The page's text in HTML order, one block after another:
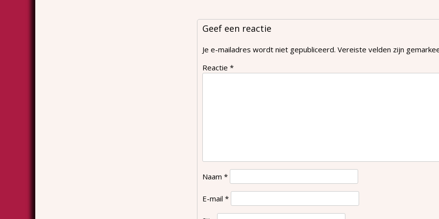
Geef een reactie
Je e-mailadres wordt niet gepubliceerd. Vereiste velden zijn
Reactie *
Naam *
E-mail *